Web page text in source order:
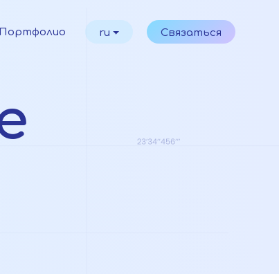
Портфолио ru Связаться